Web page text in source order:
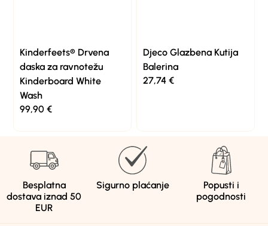
Kinderfeets® Drvena
daska za ravnotežu
Kinderboard White
Wash
99,90€
Djeco Glazbena Kutija
Balerina
27,74 €
Besplatna
dostava iznad 50
EUR
Sigurno plaćanje
Popusti i
pogodnosti